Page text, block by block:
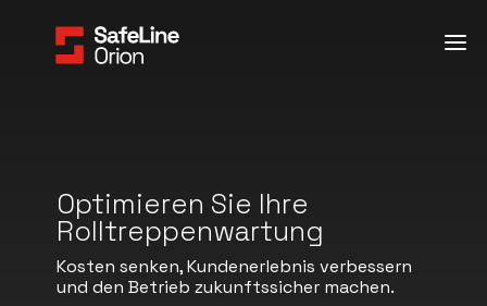
Optimieren Sie Ihre
Rolltreppenwartung
Kosten senken, Kundenerlebnis verbessern
und den Betrieb zukunftssicher machen.